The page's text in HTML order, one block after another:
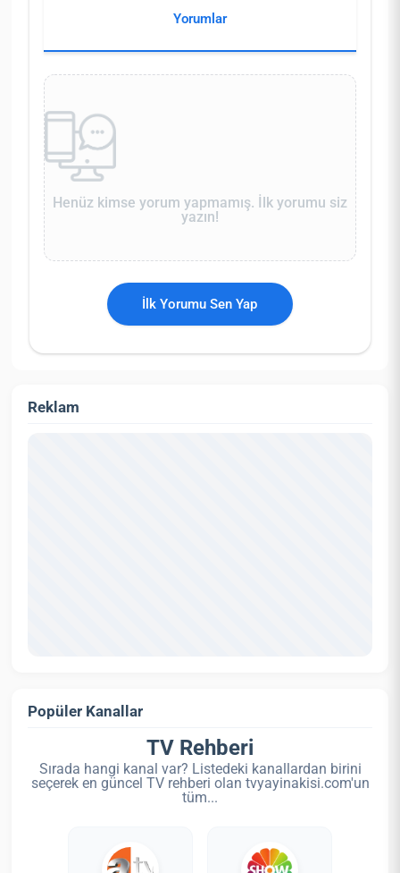
Yorumlar
Henüz kimse yorum yapmamış. İlk yorumu siz
yazın!
İlk Yorumu Sen Yap
Reklam
Popüler Kanallar
TV Rehberi
Sırada hangi kanal var? Listedeki kanallardan birini
seçerek en güncel TV rehberi olan tvyayinakisi.com'un
tüm...